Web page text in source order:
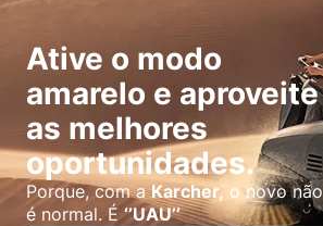
Ative o modo
amarelo e aproveite
as melhores
oportunidades.
Porque, com aKarcher, o novo não
é normal. É‘’UAU’’